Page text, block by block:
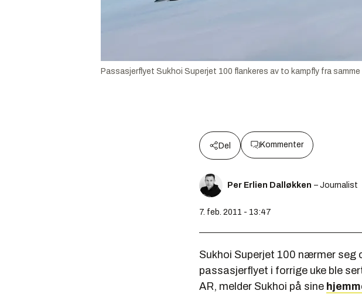
Passasjerflyet Sukhoi Superjet 100 flankeres av to kampfly fra
Del Kommenter
Per Erlien Dalløkken – Journalist
7. feb. 2011 - 13:47
Sukhoi Superjet 100 nærmer
passasjerflyet i forrige uke ble
AR, melder Sukhoi på sine